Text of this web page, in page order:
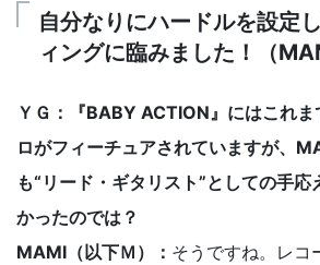
自分なりにハードルを設定
ィングに臨みました！（
ＹＧ：『BABY ACTION』にはこれ
ロがフィーチュアされていますが、
も“リード・ギタリスト”としての手
かったのでは？
MAMI（以下Ｍ）： そうですね。レコ